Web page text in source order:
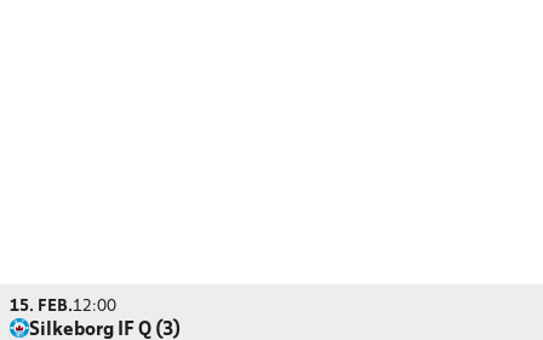
15. FEB.12:00
Silkeborg IF Q (3)